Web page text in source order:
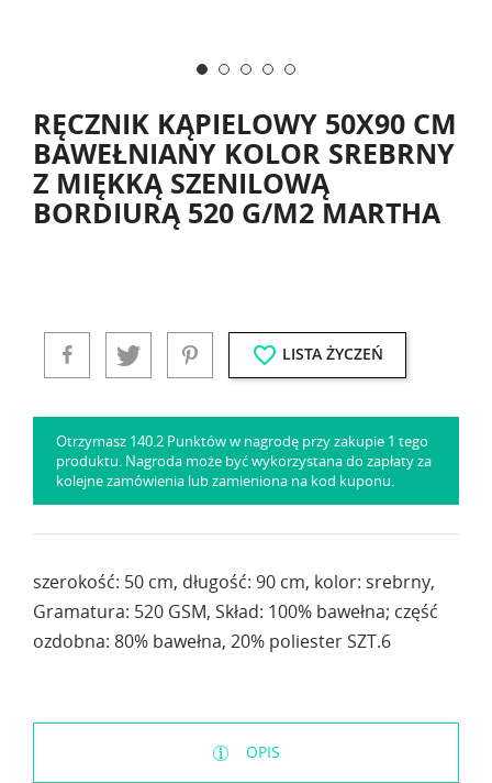
RĘCZNIK KĄPIELOWY 50X90 CM
BAWEŁNIANY KOLOR SREBRNY
Z MIĘKKĄ SZENILOWĄ
BORDIURĄ 520 G/M2 MARTHA
favorite_border LISTA ŻYCZEŃ
Otrzymasz 140.2 Punktów w nagrodę przy zakupie 1 tego
produktu. Nagroda może być wykorzystana do zapłaty za
kolejne zamówienia lub zamieniona na kod kuponu.
szerokość: 50 cm, długość: 90 cm, kolor: srebrny,
Gramatura: 520 GSM, Skład: 100% bawełna; część
ozdobna: 80% bawełna, 20% poliester SZT.6
OPIS